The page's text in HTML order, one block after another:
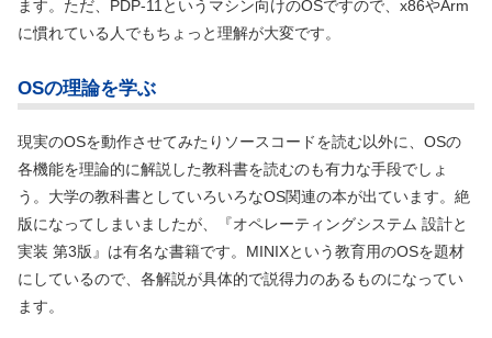
ます。ただ、PDP-11というマシン向けのOSですので、x86やArm
に慣れている人でもちょっと理解が大変です。
OSの理論を学ぶ
現実のOSを動作させてみたりソースコードを読む以外に、OSの
各機能を理論的に解説した教科書を読むのも有力な手段でしょ
う。大学の教科書としていろいろなOS関連の本が出ています。絶
版になってしまいましたが、『オペレーティングシステム 設計と
実装 第3版』は有名な書籍です。MINIXという教育用のOSを題材
にしているので、各解説が具体的で説得力のあるものになってい
ます。